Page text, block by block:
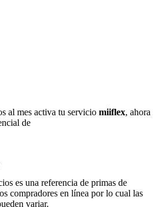
al mes activa tu servicio miiflex, ahora
de
es una referencia de primas de
compradores en línea por lo cual las
variar.